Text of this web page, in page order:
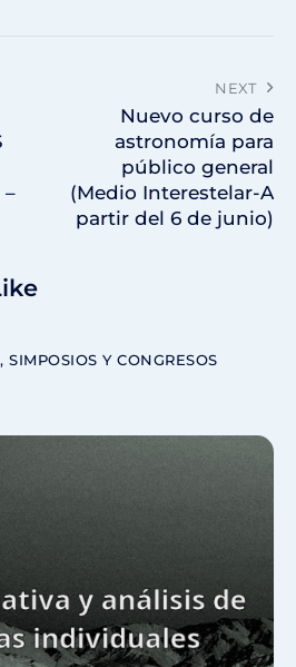
–
NEXT
Nuevo curso de
astronomía para
público general
(Medio Interestelar-A
partir del 6 de junio)
SIMPOSIOS Y CONGRESOS